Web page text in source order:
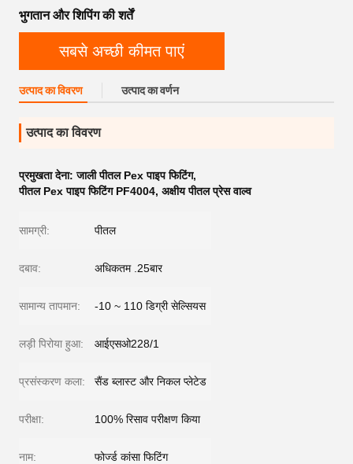
भुगतान और शिपिंग की शर्तें
सबसे अच्छी कीमत पाएं
उत्पाद का विवरण उत्पाद का वर्णन
उत्पाद का विवरण
प्रमुखता देना:जाली पीतल Pex पाइप फिटिंग,
पीतल Pex पाइप फिटिंग PF4004, अक्षीय पीतल प्रेस वाल्व
सामग्री: पीतल
दबाव: अधिकतम .25बार
सामान्य तापमान: -10 ~ 110 डिग्री सेल्सियस
लड़ी पिरोया हुआ: आईएसओ228/1
प्रसंस्करण कला: सैंड ब्लास्ट और निकल प्लेटेड
परीक्षा: 100% रिसाव परीक्षण किया
नाम: फोर्ज्ड कांसा फिटिंग